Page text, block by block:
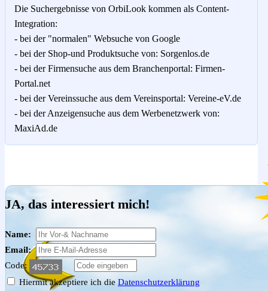
Die Suchergebnisse von OrbiLook kommen als Content-
Integration:
- bei der "normalen" Websuche von Google
- bei der Shop-und Produktsuche von: Sorgenlos.de
- bei der Firmensuche aus dem Branchenportal: Firmen-
Portal.net
- bei der Vereinssuche aus dem Vereinsportal: Vereine-eV.de
- bei der Anzeigensuche aus dem Werbenetzwerk von:
MaxiAd.de
JA, das interessiert mich!
Name:
Email:
Code:
Hiermit akzeptiere ich die Datenschutzerklärung